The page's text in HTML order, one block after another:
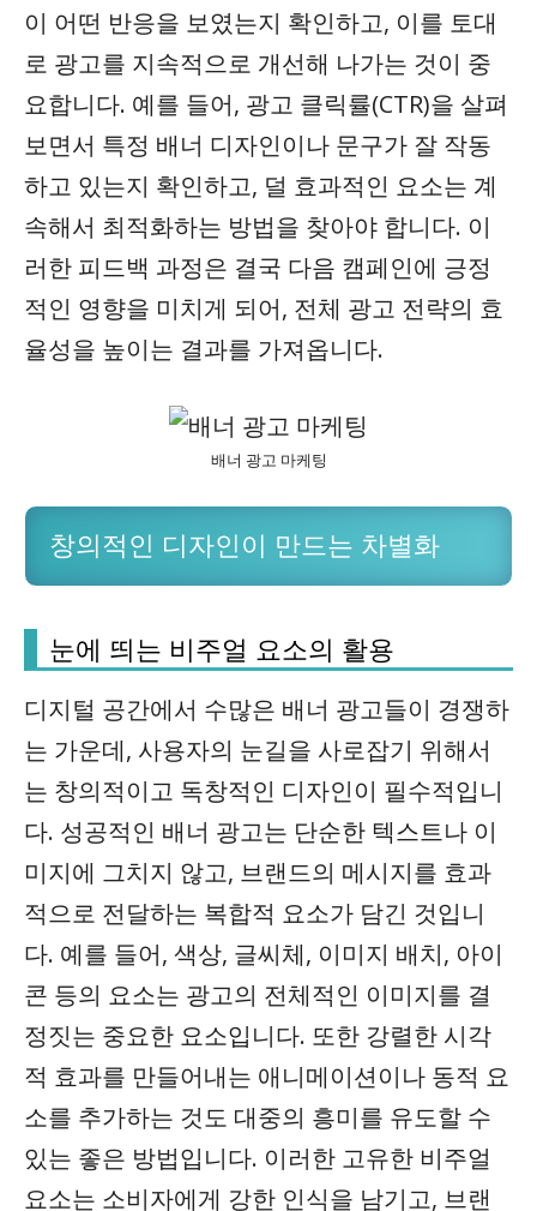
이 어떤 반응을 보였는지 확인하고, 이를 토대
로 광고를 지속적으로 개선해 나가는 것이 중
요합니다. 예를 들어, 광고 클릭률(CTR)을 살펴
보면서 특정 배너 디자인이나 문구가 잘 작동
하고 있는지 확인하고, 덜 효과적인 요소는 계
속해서 최적화하는 방법을 찾아야 합니다. 이
러한 피드백 과정은 결국 다음 캠페인에 긍정
적인 영향을 미치게 되어, 전체 광고 전략의 효
율성을 높이는 결과를 가져옵니다.
배너 광고 마케팅
창의적인 디자인이 만드는 차별화
눈에 띄는 비주얼 요소의 활용
디지털 공간에서 수많은 배너 광고들이 경쟁하
는 가운데, 사용자의 눈길을 사로잡기 위해서
는 창의적이고 독창적인 디자인이 필수적입니
다. 성공적인 배너 광고는 단순한 텍스트나 이
미지에 그치지 않고, 브랜드의 메시지를 효과
적으로 전달하는 복합적 요소가 담긴 것입니
다. 예를 들어, 색상, 글씨체, 이미지 배치, 아이
콘 등의 요소는 광고의 전체적인 이미지를 결
정짓는 중요한 요소입니다. 또한 강렬한 시각
적 효과를 만들어내는 애니메이션이나 동적 요
소를 추가하는 것도 대중의 흥미를 유도할 수
있는 좋은 방법입니다. 이러한 고유한 비주얼
요소는 소비자에게 강한 인식을 남기고, 브랜